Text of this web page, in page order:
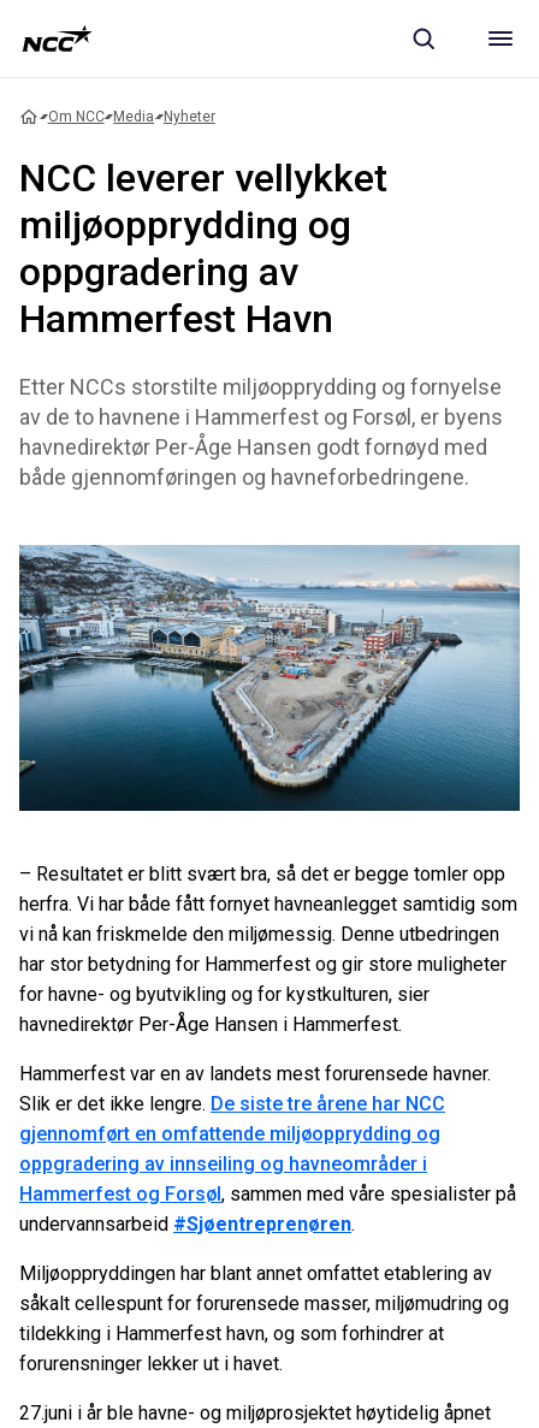
Om NCC Media Nyheter
NCC leverer vellykket
miljøopprydding og
oppgradering av
Hammerfest Havn
Etter NCCs storstilte miljøopprydding og fornyelse
av de to havnene i Hammerfest og Forsøl, er byens
havnedirektør Per-Åge Hansen godt fornøyd med
både gjennomføringen og havneforbedringene.
– Resultatet er blitt svært bra, så det er begge tomler opp
herfra. Vi har både fått fornyet havneanlegget samtidig som
vi nå kan friskmelde den miljømessig. Denne utbedringen
har stor betydning for Hammerfest og gir store muligheter
for havne- og byutvikling og for kystkulturen, sier
havnedirektør Per-Åge Hansen i Hammerfest.
Hammerfest var en av landets mest forurensede havner.
Slik er det ikke lengre. De siste tre årene har NCC
gjennomført en omfattende miljøopprydding og
oppgradering av innseiling og havneområder i
Hammerfest og Forsøl, sammen med våre spesialister på
undervannsarbeid #Sjøentreprenøren.
Miljøoppryddingen har blant annet omfattet etablering av
såkalt cellespunt for forurensede masser, miljømudring og
tildekking i Hammerfest havn, og som forhindrer at
forurensninger lekker ut i havet.
27.juni i år ble havne- og miljøprosjektet høytidelig åpnet